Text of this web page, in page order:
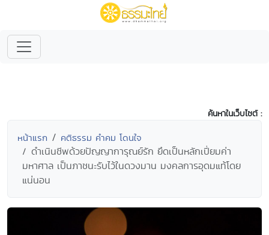
ค้นหาในเว็บไซต์ :
หน้าแรก คติธรรม คำคม โดนใจ
ดำเนินชีพด้วยปัญญาการุณย์รัก ยึดเป็นหลักเปี่ยมค่า
มหาศาล เป็นภาชนะรับไว้ในดวงมาน มงคลการอุดมแท้โดย
แน่นอน